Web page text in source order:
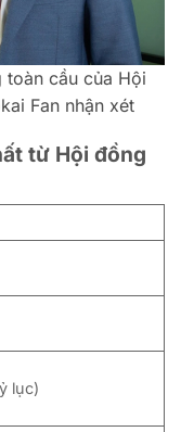
toàn cầu của Hội
Fan nhận xét
từ Hội đồng
lục)